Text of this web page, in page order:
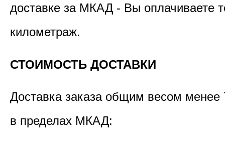
доставке за МКАД - Вы оплачиваете
километраж.
СТОИМОСТЬ ДОСТАВКИ
Доставка заказа общим весом менее
в пределах МКАД: